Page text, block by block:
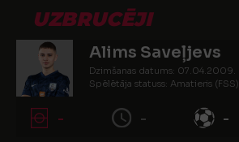
UZBRUCĒJI
Alims Saveļjevs
Dzimšanas datums: 07.04.2009.
Spēlētāja statuss: Amatieris (FSS)
- - -